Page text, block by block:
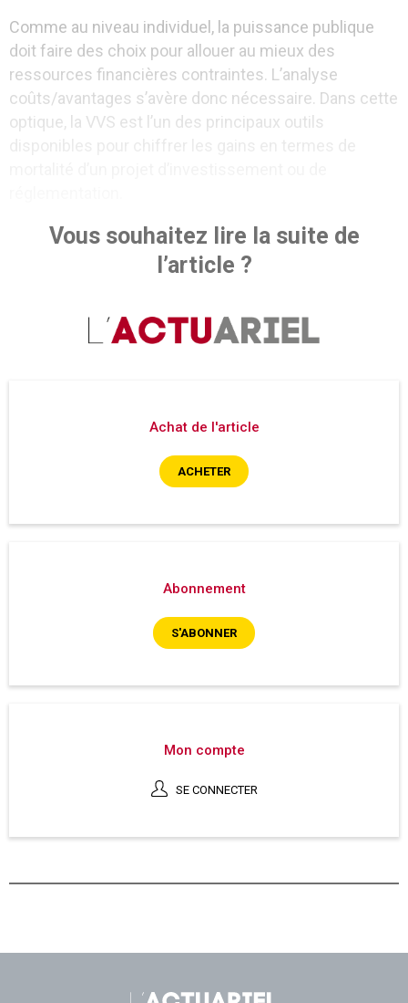
Comme au niveau individuel, la puissance publique
doit faire des choix pour allouer au mieux des
ressources financières contraintes. L’analyse
coûts/avantages s’avère donc nécessaire. Dans cette
optique, la VVS est l’un des principaux outils
Vous souhaitez lire la suite de
l’article ?
Achat de l'article
ACHETER
Abonnement
S'ABONNER
Mon compte
SE CONNECTER